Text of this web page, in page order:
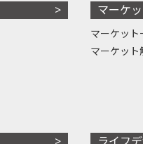
マーケ
マーケット
マーケット